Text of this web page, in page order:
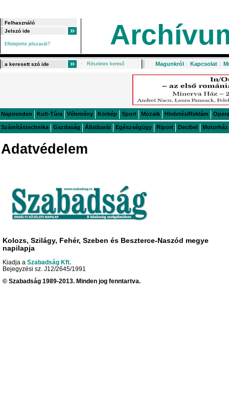
Elfelejtette jelszavát?
Részletes kereső Magunkról | Kapcsolat |
Napirenden Kult-Túra Vélemény Körkép Sport Mozaik Hirdetés/Reklám Opera
Számítástechnika Gazdaság Állatbarát Egészségügy Riport Decibel Motorház
Adatvédelem
Kolozs, Szilágy, Fehér, Szeben és Beszterce-Naszód megye
napilapja
Kiadja a Szabadság Kft.
Bejegyzési sz. J12/2645/1991
© Szabadság 1989-2013. Minden jog fenntartva.